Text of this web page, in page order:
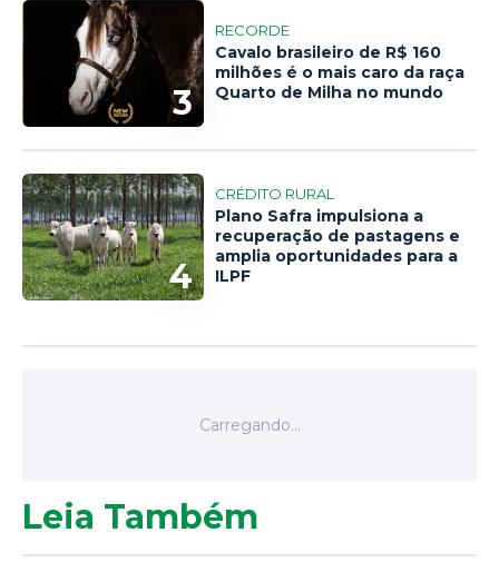
3
RECORDE
Cavalo brasileiro de R$ 160
milhões é o mais caro da raça
Quarto de Milha no mundo
4
CRÉDITO RURAL
Plano Safra impulsiona a
recuperação de pastagens e
amplia oportunidades para a
ILPF
Leia Também